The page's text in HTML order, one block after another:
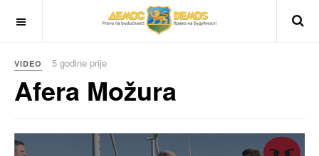
VIDEO 5 godine prije
Afera Možura